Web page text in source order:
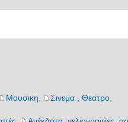
Μουσικη Σινεμα , Θεατρο,